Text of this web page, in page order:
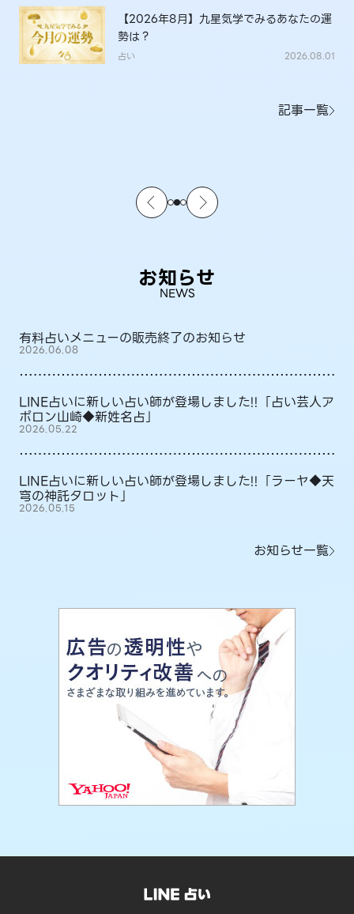
【2026年8月】九星気学でみるあなたの運
勢は？
占い 2026.08.01
記事一覧
お知らせ
NEWS
有料占いメニューの販売終了のお知らせ
2026.06.08
LINE占いに新しい占い師が登場しました!!「占い芸人ア
ポロン山崎◆新姓名占」
2026.05.22
LINE占いに新しい占い師が登場しました!!「ラーヤ◆天
穹の神託タロット」
2026.05.15
お知らせ一覧